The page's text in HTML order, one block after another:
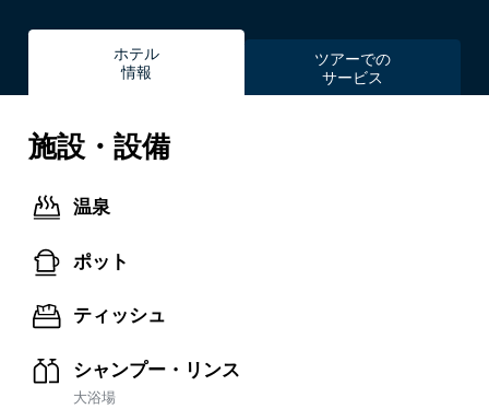
ホテル
情報
ツアーでの
サービス
施設・設備
温泉
ポット
ティッシュ
シャンプー・リンス
大浴場